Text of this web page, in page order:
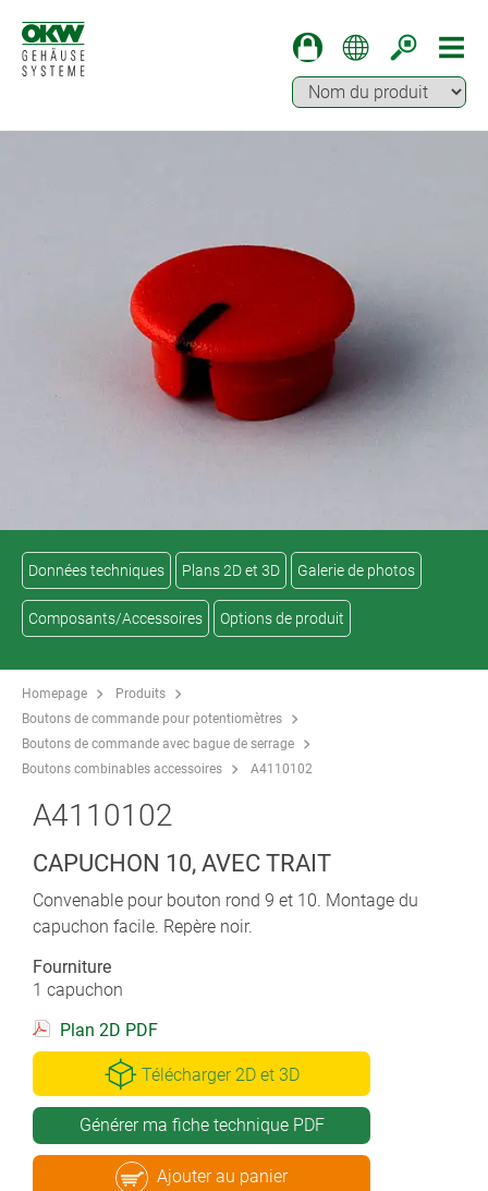
Données techniques Plans 2D et 3D Galerie de photos
Composants/Accessoires Options de produit
Homepage
Produits
Boutons de commande pour potentiomètres
Boutons de commande avec bague de serrage
Boutons combinables accessoires
A4110102
A4110102
CAPUCHON 10, AVEC TRAIT
Convenable pour bouton rond 9 et 10. Montage du
capuchon facile. Repère noir.
Fourniture
1 capuchon
Plan 2D PDF
Télécharger 2D et 3D
Générer ma fiche technique PDF
Ajouter au panier